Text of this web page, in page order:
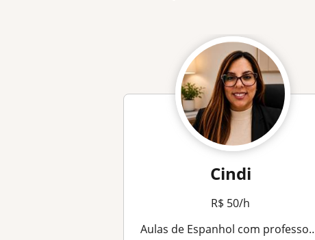
Cindi
R$ 50/h
Aulas de Espanhol com professora nativa do idioma!